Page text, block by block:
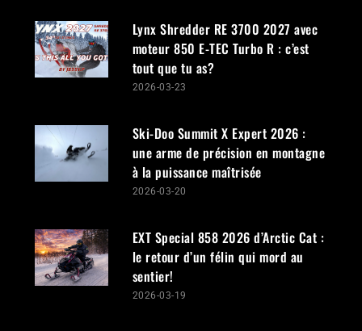
Lynx Shredder RE 3700 2027 avec
moteur 850 E-TEC Turbo R : c’est
tout que tu as?
2026-03-23
Ski-Doo Summit X Expert 2026 :
une arme de précision en montagne
à la puissance maîtrisée
2026-03-20
EXT Special 858 2026 d’Arctic Cat :
le retour d’un félin qui mord au
sentier!
2026-03-19